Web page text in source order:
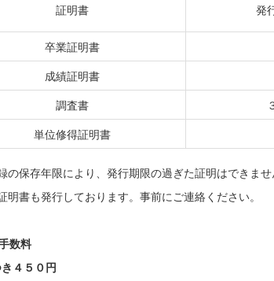
証明書
発
卒業証明書
成績証明書
調査書
単位修得証明書
の保存年限により、発行期限の過ぎた証明はできませ
明書も発行しております。事前にご連絡ください。
数料
４５０円